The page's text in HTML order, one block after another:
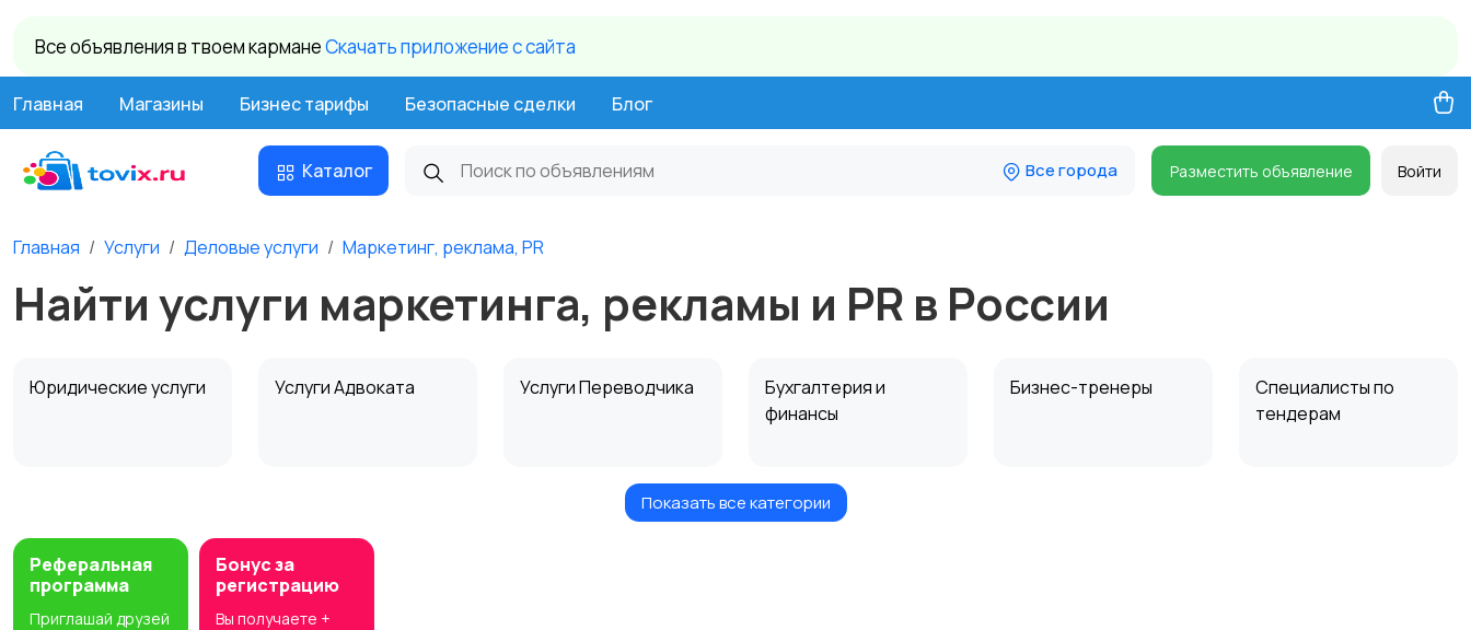
Все объявления в твоем карманеCкачать приложение c сайта
Главная Магазины Бизнес тарифы Безопасные сделки Блог
Каталог Все города Разместить объявление Войти
Главная Услуги Деловые услуги Маркетинг, реклама, PR
Найти услуги маркетинга, рекламы и PR в России
Юридические услуги Услуги Адвоката Услуги Переводчика
Бухгалтерия и
финансы
Бизнес-тренеры
Специалисты по
тендерам
PR
Риэлторские услуги Хэдхантеры
Показать все категории
Реферальная
программа
Приглашай друзей
Бонус за
регистрацию
Вы получаете +